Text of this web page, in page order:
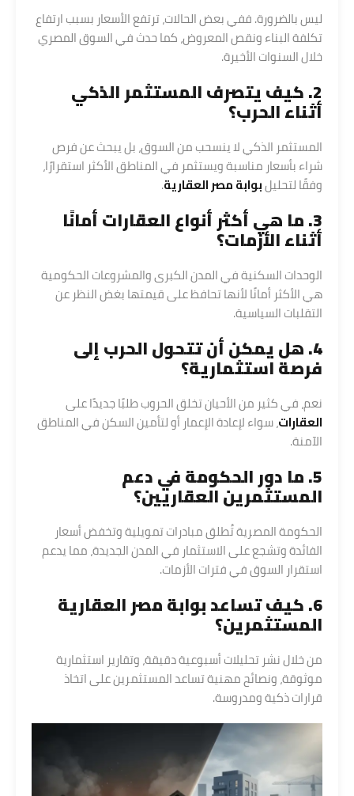
ليس بالضرورة. ففي بعض الحالات، ترتفع الأسعار بسبب ارتفاع
تكلفة البناء ونقص المعروض، كما حدث في السوق المصري
خلال السنوات الأخيرة.
2. كيف يتصرف المستثمر الذكي
أثناء الحرب؟
المستثمر الذكي لا ينسحب من السوق، بل يبحث عن فرص
شراء بأسعار مناسبة ويستثمر في المناطق الأكثر استقرارًا،
وفقًا لتحليلبوابة مصر العقارية.
3. ما هي أكثر أنواع العقارات أمانًا
أثناء الأزمات؟
الوحدات السكنية في المدن الكبرى والمشروعات الحكومية
هي الأكثر أمانًا لأنها تحافظ على قيمتها بغض النظر عن
التقلبات السياسية.
4. هل يمكن أن تتحول الحرب إلى
فرصة استثمارية؟
نعم، في كثير من الأحيان تخلق الحروب طلبًا جديدًا على
العقارات، سواء لإعادة الإعمار أو لتأمين السكن في المناطق
الآمنة.
5. ما دور الحكومة في دعم
المستثمرين العقاريين؟
الحكومة المصرية تُطلق مبادرات تمويلية وتخفض أسعار
الفائدة وتشجع على الاستثمار في المدن الجديدة، مما يدعم
استقرار السوق في فترات الأزمات.
6. كيف تساعد بوابة مصر العقارية
المستثمرين؟
من خلال نشر تحليلات أسبوعية دقيقة، وتقارير استثمارية
موثوقة، ونصائح مهنية تساعد المستثمرين على اتخاذ
قرارات ذكية ومدروسة.